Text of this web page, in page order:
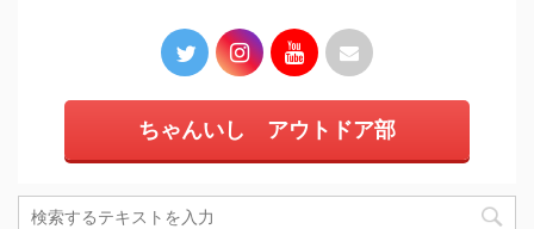
ちゃんいし アウトドア部